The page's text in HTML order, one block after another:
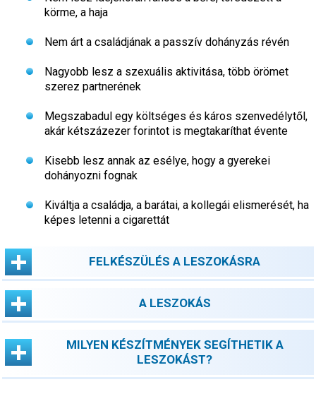
körme, a haja
Nem árt a családjának a passzív dohányzás révén
Nagyobb lesz a szexuális aktivitása, több örömet
szerez partnerének
Megszabadul egy költséges és káros szenvedélytől,
akár kétszázezer forintot is megtakaríthat évente
Kisebb lesz annak az esélye, hogy a gyerekei
dohányozni fognak
Kiváltja a családja, a barátai, a kollegái elismerését, ha
képes letenni a cigarettát
FELKÉSZÜLÉS A LESZOKÁSRA
A LESZOKÁS
MILYEN KÉSZÍTMÉNYEK SEGÍTHETIK A
LESZOKÁST?